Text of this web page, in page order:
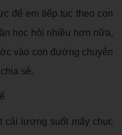
để em tiếp tục theo con
học hỏi nhiều hơn nữa,
vào con đường chuyên
sẻ.
cải lương suốt mấy chục